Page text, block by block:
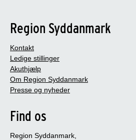
Region Syddanmark
Kontakt
Ledige stillinger
Akuthjælp
Om Region Syddanmark
Presse og nyheder
Find os
Region Syddanmark,